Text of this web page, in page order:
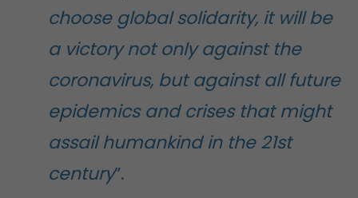
choose global solidarity, it will be
a victory not only against the
coronavirus, but against all future
epidemics and crises that might
assail humankind in the 21st
century”.